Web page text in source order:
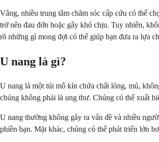
Vâng, nhiều trung tâm chăm sóc cấp cứu có thể
trở nên đau đớn hoặc gây khó chịu. Tuy nhiên,
rõ những gì mong đợi có thể giúp bạn đưa ra lựa
U nang là gì?
U nang là một túi mô kín chứa chất lỏng, mủ,
chúng không phải là ung thư. Chúng có thể xuất
U nang thường không gây ra vấn đề và nhiều
phiền bạn. Mặt khác, chúng có thể phát triển lớn